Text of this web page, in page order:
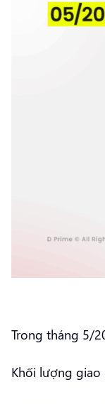
Trong tháng 5/
Khối lượng